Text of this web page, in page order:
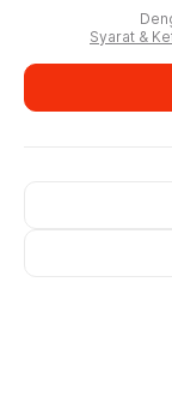
Syarat &